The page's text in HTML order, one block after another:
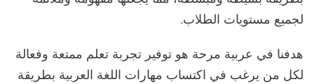
لجميع مستويات الطلاب.
هدفنا في عربية مرحة هو توفير تجربة تعلم ممتعة وفعالة
لكل من يرغب في اكتساب مهارات اللغة العربية بطريقة